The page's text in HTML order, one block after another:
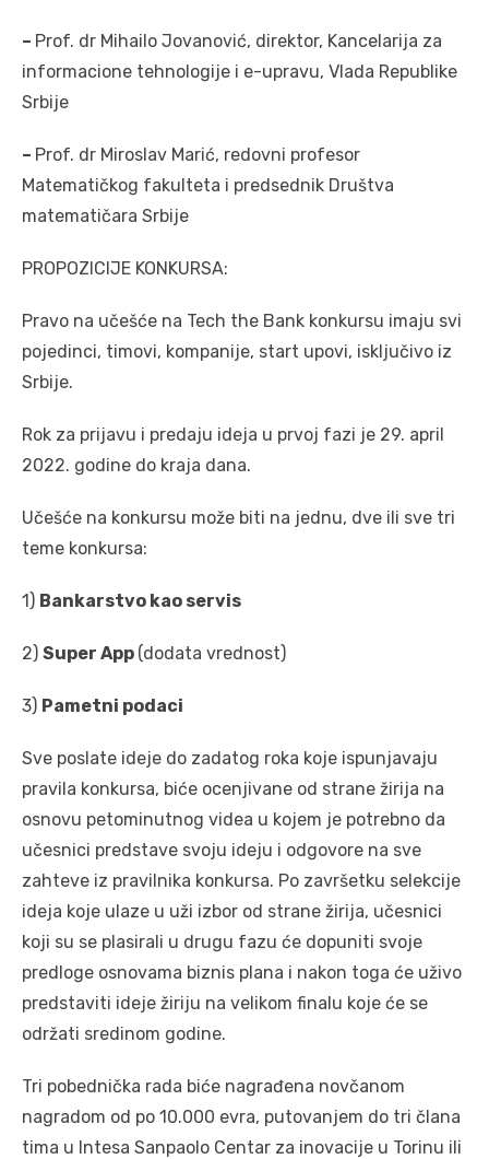
– Prof. dr Mihailo Jovanović, direktor, Kancelarija za
informacione tehnologije i e-upravu, Vlada Republike
Srbije
– Prof. dr Miroslav Marić, redovni profesor
Matematičkog fakulteta i predsednik Društva
matematičara Srbije
PROPOZICIJE KONKURSA:
Pravo na učešće na Tech the Bank konkursu imaju svi
pojedinci, timovi, kompanije, start upovi, isključivo iz
Srbije.
Rok za prijavu i predaju ideja u prvoj fazi je 29. april
2022. godine do kraja dana.
Učešće na konkursu može biti na jednu, dve ili sve tri
teme konkursa:
1) Bankarstvo kao servis
2) Super App (dodata vrednost)
3) Pametni podaci
Sve poslate ideje do zadatog roka koje ispunjavaju
pravila konkursa, biće ocenjivane od strane žirija na
osnovu petominutnog videa u kojem je potrebno da
učesnici predstave svoju ideju i odgovore na sve
zahteve iz pravilnika konkursa. Po završetku selekcije
ideja koje ulaze u uži izbor od strane žirija, učesnici
koji su se plasirali u drugu fazu će dopuniti svoje
predloge osnovama biznis plana i nakon toga će uživo
predstaviti ideje žiriju na velikom finalu koje će se
održati sredinom godine.
Tri pobednička rada biće nagrađena novčanom
nagradom od po 10.000 evra, putovanjem do tri člana
tima u Intesa Sanpaolo Centar za inovacije u Torinu ili